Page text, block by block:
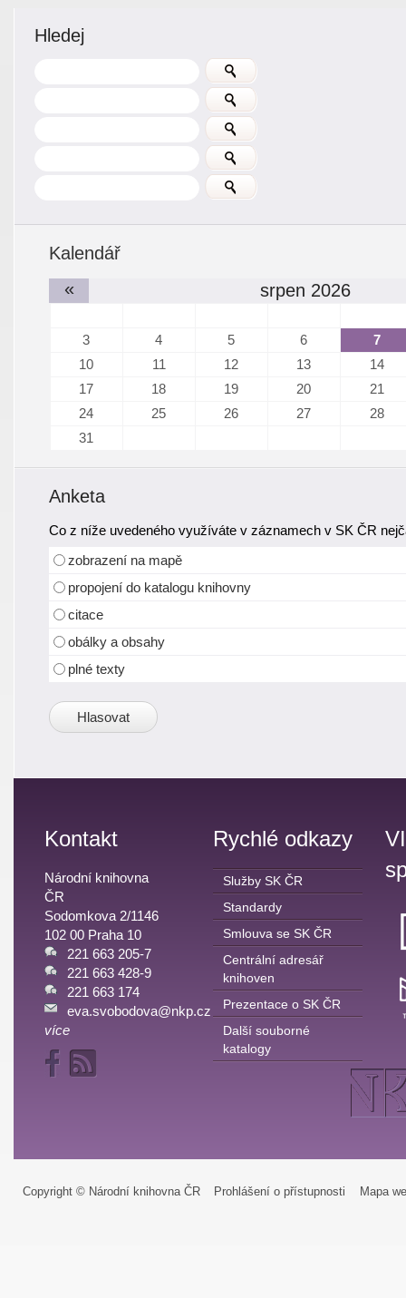
Hledej
Kalendář
«
srpen 2026
3 4 5 6
7
10
11 12 13
14
17
18 19 20
21
24
25 26 27
28
31
Anketa
Co z níže uvedeného využíváte v záznamech v SK ČR
zobrazení na mapě
propojení do katalogu knihovny
citace
obálky a obsahy
plné texty
Kontakt
Národní knihovna
ČR
Sodomkova 2/1146
102 00 Praha 10
221 663 205-7
221 663 428-9
221 663 174
eva.svobodova@nkp.cz
více
Rychlé odkazy
Služby SK ČR
Standardy
Smlouva se SK ČR
Centrální adresář
knihoven
Prezentace o SK ČR
Další souborné
katalogy
Copyright © Národní knihovna ČR Prohlášení o přístupnosti Mapa